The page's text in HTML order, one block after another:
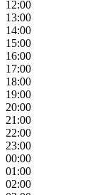
12:00
13:00
14:00
15:00
16:00
17:00
18:00
19:00
20:00
21:00
22:00
23:00
00:00
01:00
02:00